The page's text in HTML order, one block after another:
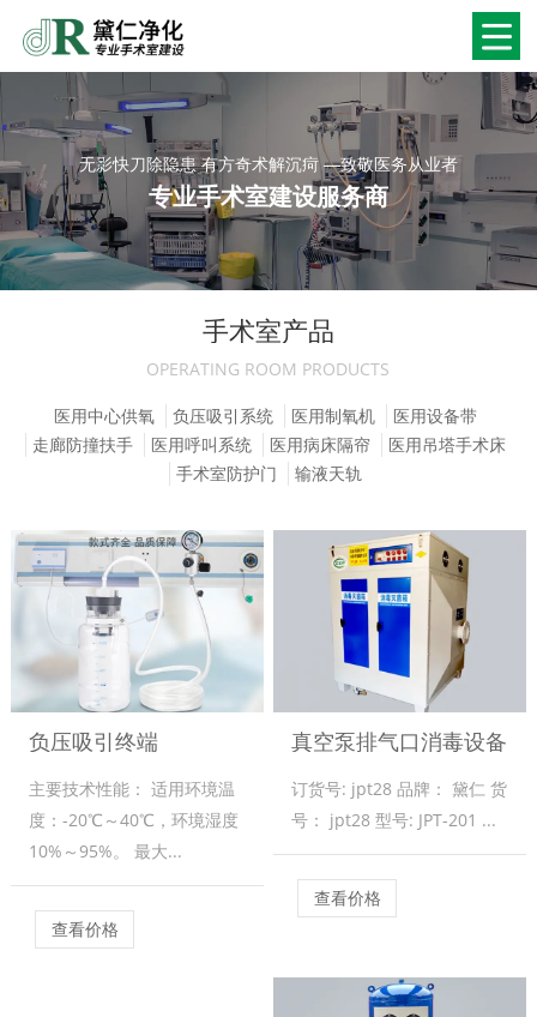
无影快刀除隐患 有方奇术解沉疴 —致敬医务从业者
专业手术室建设服务商
手术室产品
OPERATING ROOM PRODUCTS
医用中心供氧 负压吸引系统 医用制氧机
医用设备带
走廊防撞扶手
医用呼叫系统 医用病床隔帘
医用吊塔手术床
手术室防护门
输液天轨
负压吸引终端
主要技术性能： 适用环境温
度：-20℃～40℃，环境湿度
10%～95%。 最大...
查看价格
真空泵排气口消毒设备
订货号: jpt28 品牌： 黛仁 货
号： jpt28 型号: JPT-201 ...
查看价格